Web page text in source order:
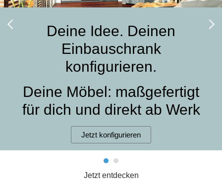
Schuhschrank
Hängeschrank
Hängeboard
TV-Möbel
Sideboard
Massivholz
Badregal
SpiegelschrankPolstermöbel
Sofa
Hocker
Schlafsofa
Schlafsessel
der
Produktlinie
Ultima
Deine Idee. Deinen
Einbauschrank
konfigurieren.
Deine Möbel: maßgefertigt
für dich und direkt ab Werk
Jetzt konfigurieren
Jetzt entdecken
Kommoden
Massivholz-Schränke & -Regale